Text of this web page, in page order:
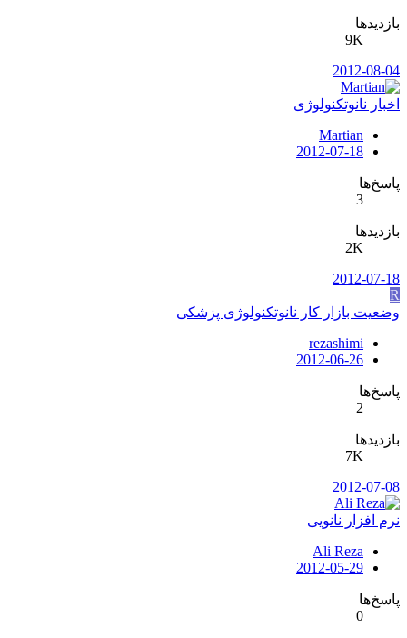
بازدیدها
9K
2012-08-04
اخبار نانوتکنولوژی
Martian
2012-07-18
پاسخ‌ها
3
بازدیدها
2K
2012-07-18
R
وضعیت بازار کار نانوتکنولوژی پزشکی
rezashimi
2012-06-26
پاسخ‌ها
2
بازدیدها
7K
2012-07-08
نرم افزار نانویی
Ali Reza
2012-05-29
پاسخ‌ها
0